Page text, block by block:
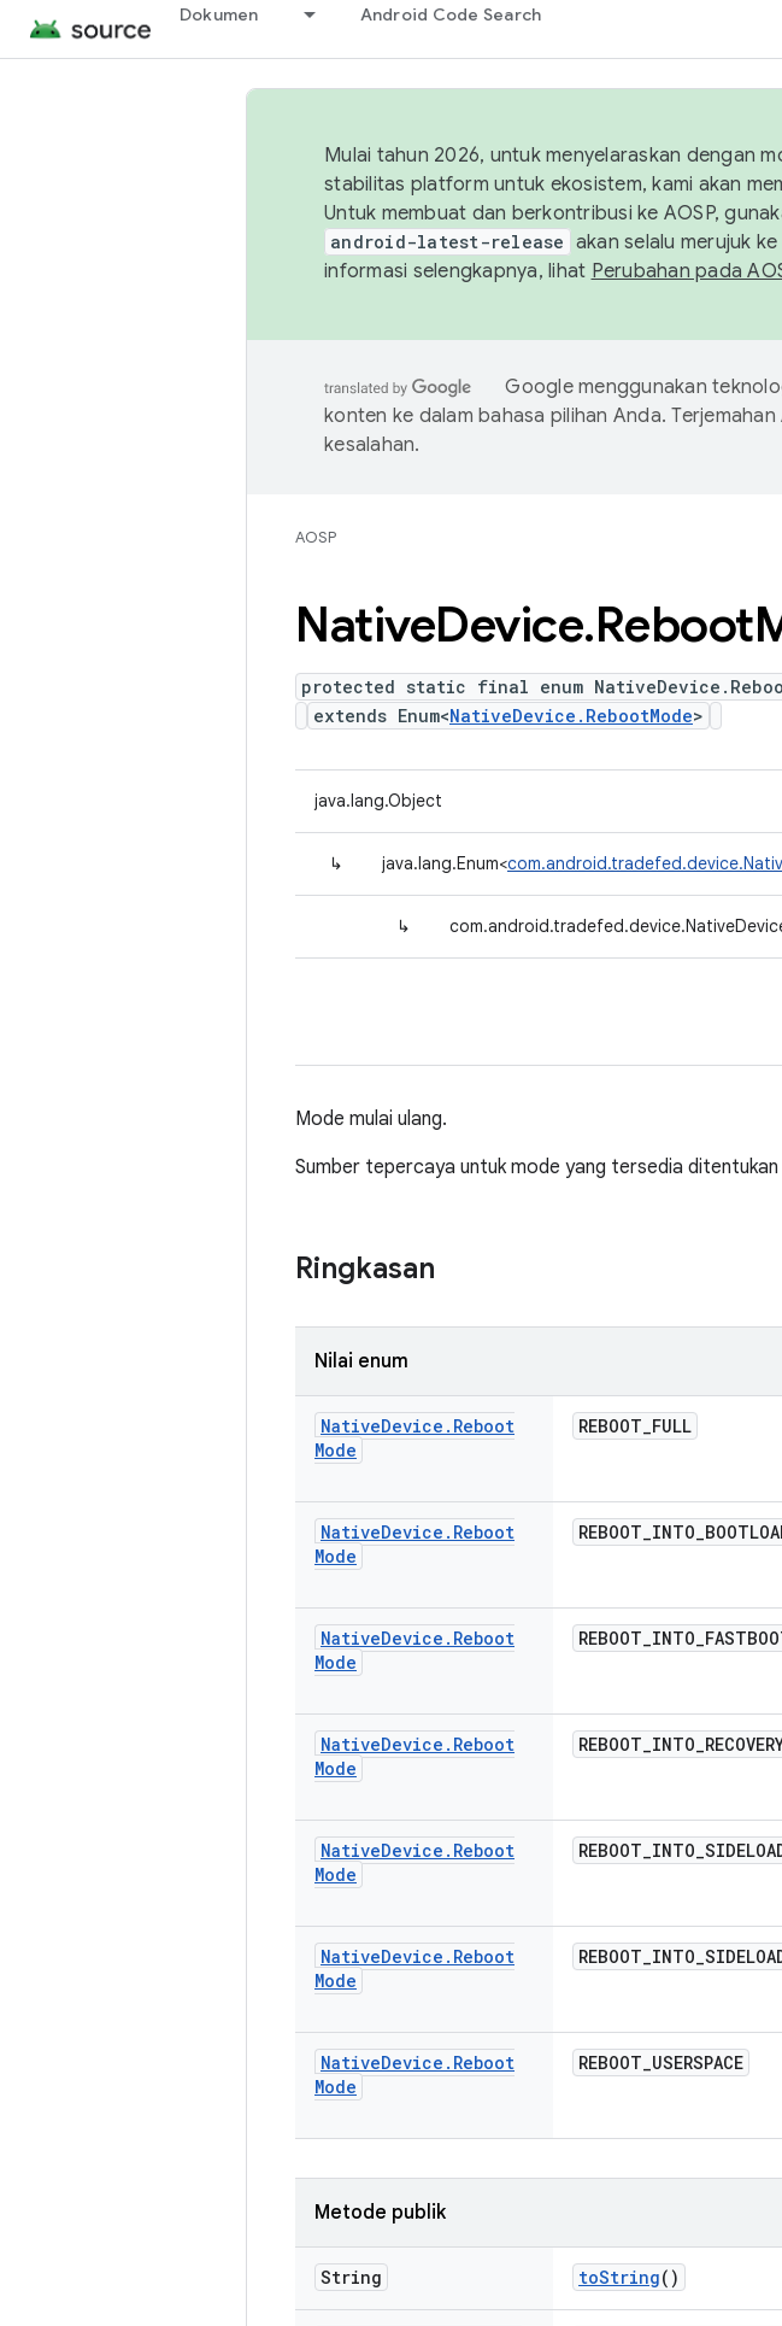
Dokumen Android Code Search
Mulai tahun 2026, untuk menyelaraskan dengan
stabilitas platform untuk ekosistem, kami akan
Untuk membuat dan berkontribusi ke AOSP,
android-latest-release akan selalu merujuk
informasi selengkapnya, lihat Perubahan pada
Google menggunakan
konten ke dalam bahasa pilihan Anda.
kesalahan.
AOSP
NativeDevice.Reboot
protected static final enum
extends Enum<NativeDevice.RebootMode>
java.lang.Object
↳ java.lang.Enum<
↳
Mode mulai ulang.
Sumber tepercaya untuk mode yang tersedia ditentukan
Ringkasan
Nilai enum
NativeDevice . Reboot
Mode
REBOOT_FULL
NativeDevice . Reboot
Mode
REBOOT_INTO_
NativeDevice . Reboot
Mode
REBOOT_INTO_
NativeDevice . Reboot
Mode
REBOOT_INTO_
NativeDevice . Reboot
Mode
REBOOT_INTO_
NativeDevice . Reboot
Mode
REBOOT_INTO_
NativeDevice . Reboot
Mode
REBOOT_USERSPACE
Metode publik
String toString()